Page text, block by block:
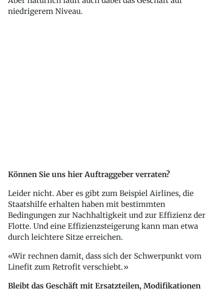
niedrigerem Niveau.
Können Sie uns hier Auftraggeber verraten?
Leider nicht. Aber es gibt zum Beispiel Airlines, die
Staatshilfe erhalten haben mit bestimmten
Bedingungen zur Nachhaltigkeit und zur Effizienz der
Flotte. Und eine Effizienzsteigerung kann man etwa
durch leichtere Sitze erreichen.
Wir rechnen damit, dass sich der Schwerpunkt vom
Linefit zum Retrofit verschiebt.
Bleibt das Geschäft mit Ersatzteilen, Modifikationen